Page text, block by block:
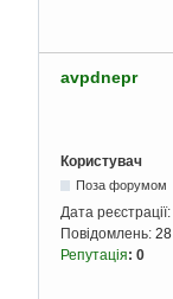
avpdnepr
Користувач
Поза форумом
Дата реєстрації:
Повідомлень: 28
Репутація: 0